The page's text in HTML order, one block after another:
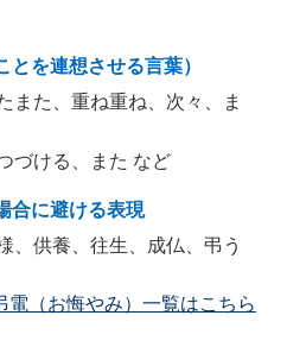
を連想させる言葉）
また、重ね重ね、次々、ま
づける、また など
合に避ける表現
、供養、往生、成仏、弔う
電（お悔やみ）一覧はこちら